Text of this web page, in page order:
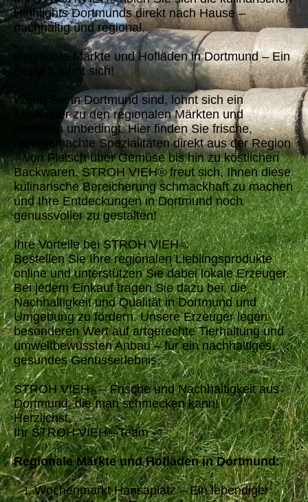
Highlights Dortmunds direkt nach Hause –
nachhaltig und regional.
Regionale Märkte und Hofläden in Dortmund – Ein
Besuch lohnt sich!
Wenn Sie in Dortmund sind, lohnt sich ein
Abstecher zu den regionalen Märkten und
Hofläden unbedingt. Hier finden Sie frische,
handgemachte Spezialitäten direkt aus der Region
– von Fleisch über Gemüse bis hin zu köstlichen
Backwaren. STROH VIEH® freut sich, Ihnen diese
kulinarische Bereicherung schmackhaft zu machen
und Ihre Entdeckungen in Dortmund noch
genussvoller zu gestalten!
Ihre Vorteile bei STROH VIEH®:
Bestellen Sie Ihre regionalen Lieblingsprodukte
online und unterstützen Sie dabei lokale Erzeuger.
Bei jedem Einkauf tragen Sie dazu bei, die
Nachhaltigkeit und Qualität in Dortmund und
Umgebung zu fördern. Unsere Erzeuger legen
besonderen Wert auf artgerechte Tierhaltung und
umweltbewussten Anbau – für ein nachhaltiges,
gesundes Genusserlebnis.
STROH VIEH®– Frische und Nachhaltigkeit aus
Dortmund, die man schmecken kann!
Herzlichst,
Ihr STROH VIEH®-Team
Regionale Märkte und Hofläden in Dortmund:
Wochenmarkt Hansaplatz – Ein lebendiger